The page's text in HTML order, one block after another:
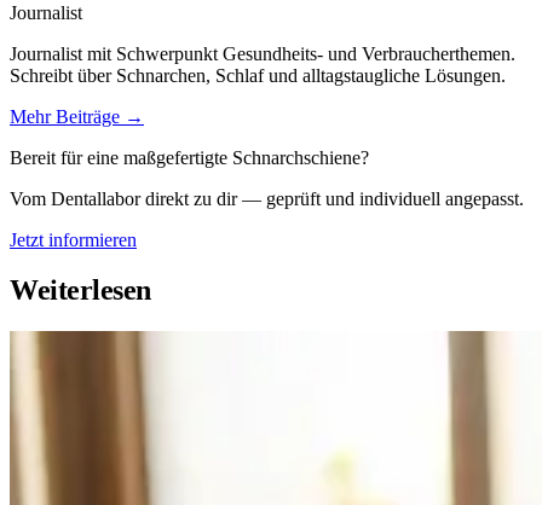
Journalist
Journalist mit Schwerpunkt Gesundheits- und Verbraucherthemen.
Schreibt über Schnarchen, Schlaf und alltagstaugliche Lösungen.
Mehr Beiträge →
Bereit für eine maßgefertigte Schnarchschiene?
Vom Dentallabor direkt zu dir — geprüft und individuell angepasst.
Jetzt informieren
Weiterlesen